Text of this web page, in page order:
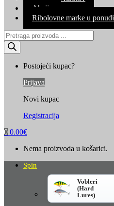
Akcija
Ribolovne marke u ponudi
Products
search
Postojeći kupac?
Prijava
Novi kupac
Registracija
0 0.00€
Nema proizvoda u košarici.
Spin
Vobleri
(Hard
Lures)